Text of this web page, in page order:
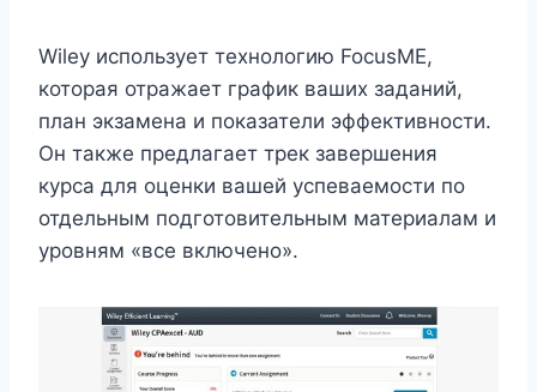
Wiley использует технологию FocusME,
которая отражает график ваших заданий,
план экзамена и показатели эффективности.
Он также предлагает трек завершения
курса для оценки вашей успеваемости по
отдельным подготовительным материалам и
уровням «все включено».